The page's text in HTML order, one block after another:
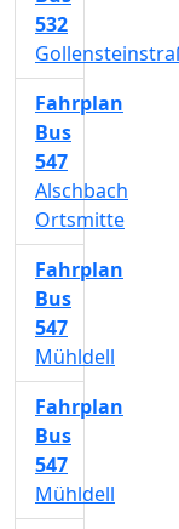
532
Fahrplan
Bus
547
Alschbach
Ortsmitte
Fahrplan
Bus
547
Mühldell
Fahrplan
Bus
547
Mühldell